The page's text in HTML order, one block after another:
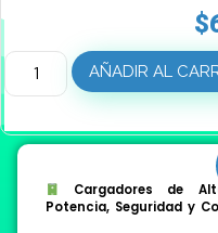
$
AÑADIR AL
Cargadores de
Potencia, Seguridad y